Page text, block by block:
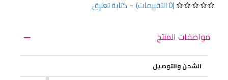
(0 التقييمات) - كتابة تعليق
مواصفات المنتج
الشحن والتوصيل